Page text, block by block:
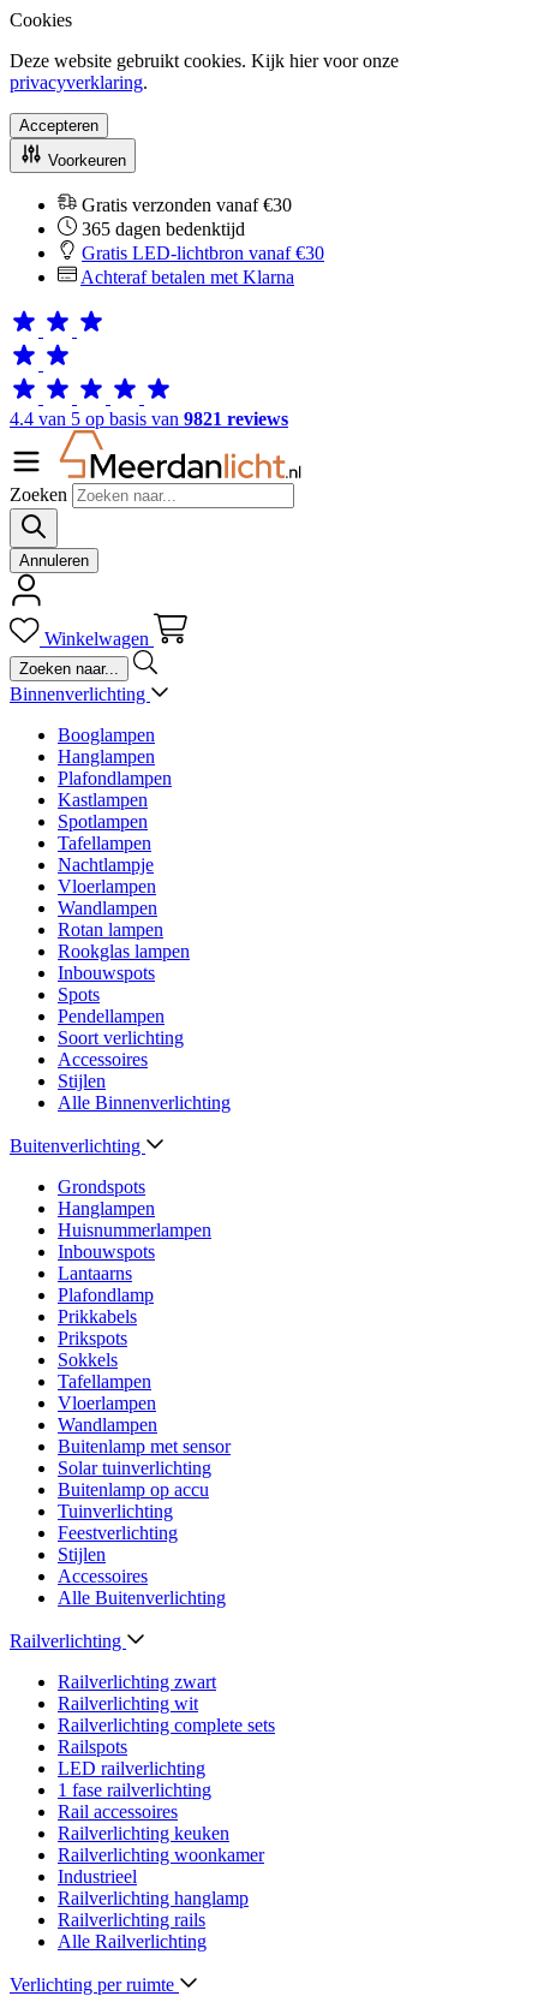
Cookies
Deze website gebruikt cookies. Kijk hier voor onze
privacyverklaring.
Accepteren
Voorkeuren
Gratis verzonden vanaf €30
365 dagen bedenktijd
Gratis LED-lichtbron vanaf €30
Achteraf betalen met Klarna
4.4 van 5 op basis van 9821 reviews
Zoeken
Annuleren
Winkelwagen
Binnenverlichting
Booglampen
Hanglampen
Plafondlampen
Kastlampen
Spotlampen
Tafellampen
Nachtlampje
Vloerlampen
Wandlampen
Rotan lampen
Rookglas lampen
Inbouwspots
Spots
Pendellampen
Soort verlichting
Accessoires
Stijlen
Alle Binnenverlichting
Buitenverlichting
Grondspots
Hanglampen
Huisnummerlampen
Inbouwspots
Lantaarns
Plafondlamp
Prikkabels
Prikspots
Sokkels
Tafellampen
Vloerlampen
Wandlampen
Buitenlamp met sensor
Solar tuinverlichting
Buitenlamp op accu
Tuinverlichting
Feestverlichting
Stijlen
Accessoires
Alle Buitenverlichting
Railverlichting
Railverlichting zwart
Railverlichting wit
Railverlichting complete sets
Railspots
LED railverlichting
1 fase railverlichting
Rail accessoires
Railverlichting keuken
Railverlichting woonkamer
Industrieel
Railverlichting hanglamp
Railverlichting rails
Alle Railverlichting
Verlichting per ruimte